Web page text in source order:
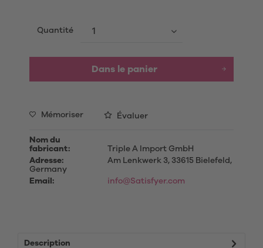
Quantité
Dans le panier
Mémoriser Évaluer
Nom du
fabricant:
Triple A Import GmbH
Adresse:
Am Lenkwerk 3, 33615 Bielefeld,
Germany
Email:
info@Satisfyer.com
Description